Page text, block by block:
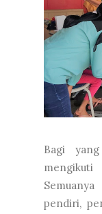
Bagi
pendiri,